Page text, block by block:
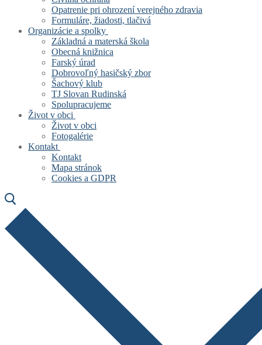
Opatrenie pri ohrození verejného zdravia
Formuláre, žiadosti, tlačivá
Organizácie a spolky
Základná a materská škola
Obecná knižnica
Farský úrad
Dobrovoľný hasičský zbor
Šachový klub
TJ Slovan Rudinská
Spolupracujeme
Život v obci
Život v obci
Fotogalérie
Kontakt
Kontakt
Mapa stránok
Cookies a GDPR